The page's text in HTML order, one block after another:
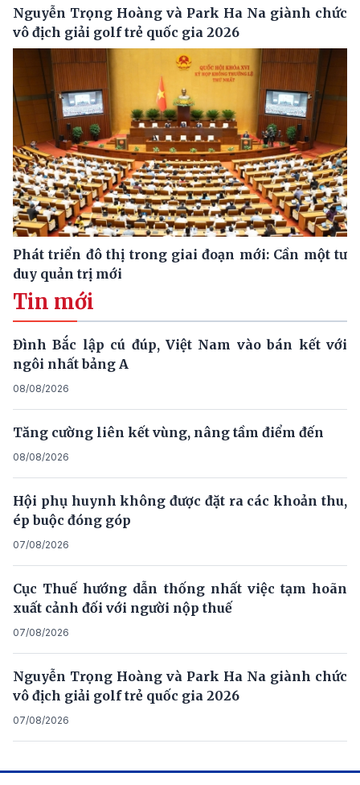
Nguyễn Trọng Hoàng và Park Ha Na giành chức
vô địch giải golf trẻ quốc gia 2026
Phát triển đô thị trong giai đoạn mới: Cần một tư
duy quản trị mới
Tin mới
Đình Bắc lập cú đúp, Việt Nam vào bán kết với
ngôi nhất bảng A
08/08/2026
Tăng cường liên kết vùng, nâng tầm điểm đến
08/08/2026
Hội phụ huynh không được đặt ra các khoản thu,
ép buộc đóng góp
07/08/2026
Cục Thuế hướng dẫn thống nhất việc tạm hoãn
xuất cảnh đối với người nộp thuế
07/08/2026
Nguyễn Trọng Hoàng và Park Ha Na giành chức
vô địch giải golf trẻ quốc gia 2026
07/08/2026